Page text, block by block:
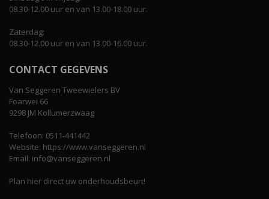
08.30-12.00 uur en van 13.00-18.00 uur.
Zaterdag:
08.30-12.00 uur en van 13.00-16.00 uur.
CONTACT GEGEVENS
Van Seggeren Tweewielers BV
Foarwei 66
9298 JM Kollumerzwaag
Telefoon: 0511-441442
Website: https://www.vanseggeren.nl
Email: info@vanseggeren.nl
Plan hier direct uw onderhoudsbeurt!